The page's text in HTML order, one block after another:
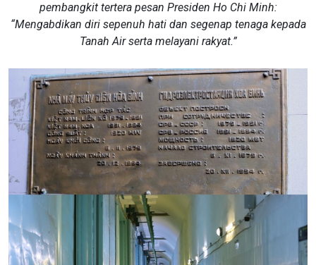
pembangkit tertera pesan Presiden Ho Chi Minh:
“Mengabdikan diri sepenuh hati dan segenap tenaga kepada
Tanah Air serta melayani rakyat.”